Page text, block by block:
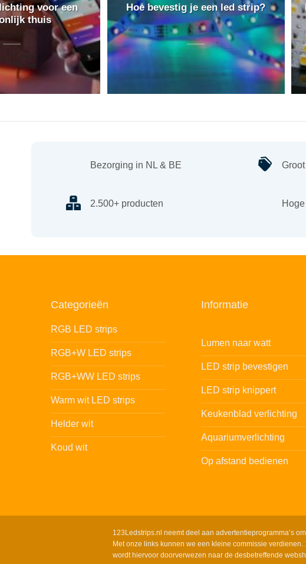
voor een
thuis
Hoe bevestig je een led strip?
Bezorging in NL & BE
2.500+ producten
Categorieën
RGB LED strips
RGB+W LED strips
RGB+WW LED strips
Warm wit LED strips
Helder wit
Koud wit
Informatie
Lumen naar watt
LED strip bevestigen
LED strip knippert
Keukenblad verlichting
Aquariumverlichting
Op afstand bedienen
123Ledstrips.nl neemt deel aan advertentieprogramma’s
Met onze links kunnen we een kleine commissie
wordt hiervoor doorverwezen naar de desbetreffende